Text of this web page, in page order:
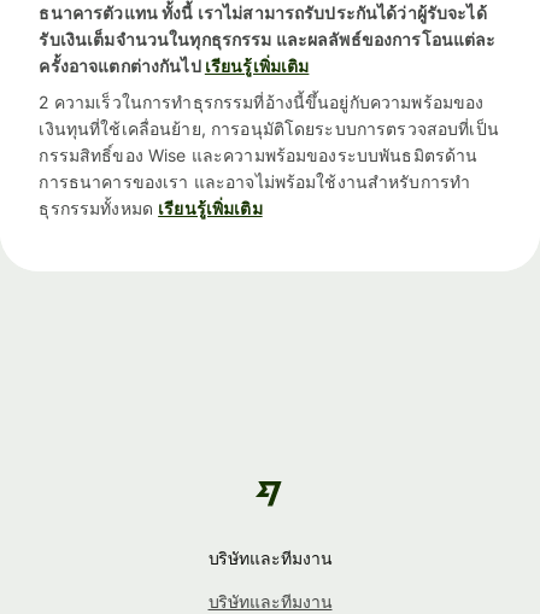
ธนาคารตัวแทน ทั้งนี้ เราไม่สามารถรับประกันได้ว่าผู้รับจะได้
รับเงินเต็มจำนวนในทุกธุรกรรม และผลลัพธ์ของการโอนแต่ละ
ครั้งอาจแตกต่างกันไป เรียนรู้เพิ่มเติม
2 ความเร็วในการทำธุรกรรมที่อ้างนี้ขึ้นอยู่กับความพร้อมของ
เงินทุนที่ใช้เคลื่อนย้าย, การอนุมัติโดยระบบการตรวจสอบที่เป็น
กรรมสิทธิ์ของ Wise และความพร้อมของระบบพันธมิตรด้าน
การธนาคารของเรา และอาจไม่พร้อมใช้งานสำหรับการทำ
ธุรกรรมทั้งหมด เรียนรู้เพิ่มเติม
บริษัทและทีมงาน
บริษัทและทีมงาน